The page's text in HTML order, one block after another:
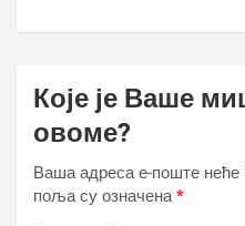
Које је Ваше
овоме?
Ваша адреса е-поште неће
поља су означена*